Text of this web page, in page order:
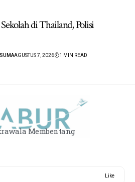
di Thailand, Polisi
AGUSTUS 7, 2026 1 MIN READ
Membentang
Like